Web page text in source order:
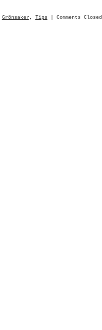
Grönsaker , Tips Comments Closed